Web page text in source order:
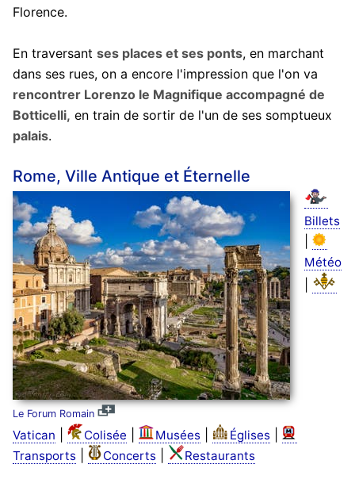
Florence.
En traversant ses places et ses ponts, en marchant
dans ses rues, on a encore l'impression que l'on va
rencontrer Lorenzo le Magnifique accompagné de
Botticelli, en train de sortir de l'un de ses somptueux
palais.
Rome, Ville Antique et Éternelle
Le Forum Romain
Billets
|
Météo
Vatican Colisée Musées| Églises|
Transports| Concerts| Restaurants